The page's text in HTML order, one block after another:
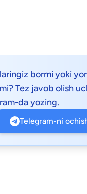
bormi yoki
Tez javob olish
da yozing.
Telegram-ni